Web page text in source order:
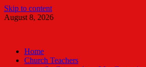
Skip to content
August 8, 2026
Home
Church Teachers